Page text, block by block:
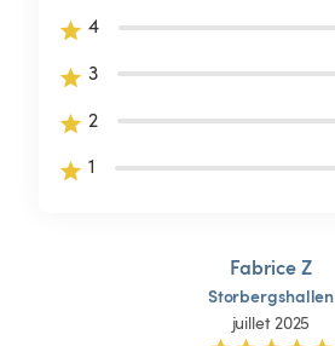
4
3
2
1
Fabrice Z
Storbergshallen
juillet 2025